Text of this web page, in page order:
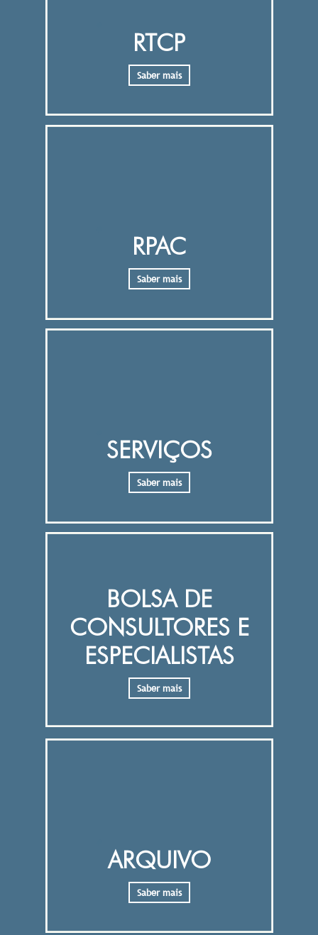
RTCP
Saber mais
RPAC
Saber mais
SERVIÇOS
Saber mais
BOLSA DE
CONSULTORES E
ESPECIALISTAS
Saber mais
ARQUIVO
Saber mais